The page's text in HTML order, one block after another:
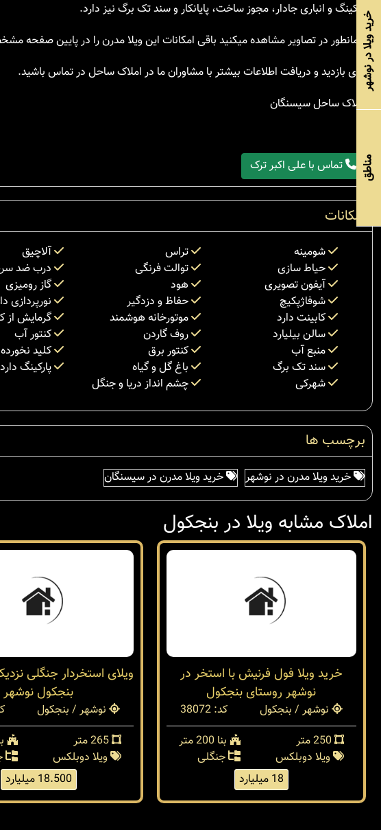
پارکینگ و انباری جادار، مجوز ساخت، پایانکار و سند تک برگ نیز دارد.
همانطور در تصاویر مشاهده میکنید باقی امکانات این ویلا مدرن را در پایین صفحه
برای بازدید و دریافت اطلاعات بیشتر با مشاوران ما در املاک ساحل در تماس باشید.
املاک ساحل سیسنگان
تماس با علی اکبر ترک
امکانات
شومینه تراس آلاچیق
حیاط سازی
توالت فرنگی درب ضد
آیفون تصویری
هود گاز رومیزی
شوفاژپکیچ
حفاظ و دزدگیر نورپردازی
کابینت دارد
موتورخانه هوشمند گرمایش از
سالن بیلیارد
روف گاردن کنتور آب
منبع آب
کنتور برق کلید نخورده
سند تک برگ
باغ گل و گیاه پارکینگ دارد
شهرکی
چشم انداز دریا و جنگل
برچسب ها
خرید ویلا مدرن در نوشهر خرید ویلا مدرن در سیسنگان
املاک مشابه ویلا در بنجکول
خرید ویلا فول فرنیش با استخر در
نوشهر روستای بنجکول
نوشهر / بنجکول
کد: 38072
ویلا دوبلکس
ویلای استخردار جنگلی
بنجکول نوشهر
نوشهر / بنجکول
بنا 450 متر
ویلا دوبلکس
خرید ویلا در نوشهر
مناطق